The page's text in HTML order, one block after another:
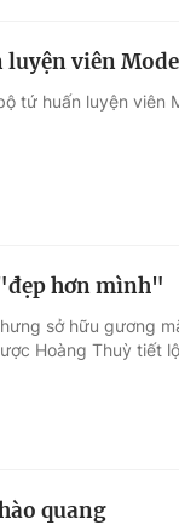
viên
tứ huấn luyện viên
hơn mình"
sở hữu gương
Hoàng Thuỳ tiết lộ
quang